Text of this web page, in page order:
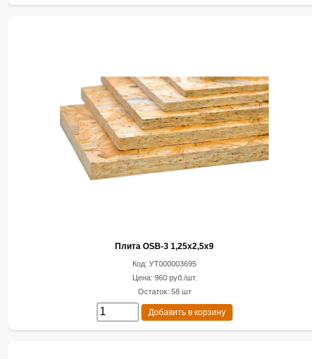
Плита OSB-3 1,25х2,5х9
Код: УТ000003695
Цена: 960 руб./шт.
Остаток: 58 шт
Добавить в корзину